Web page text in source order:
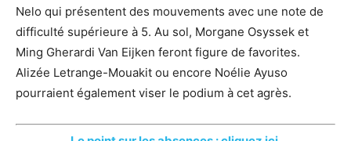
Nelo qui présentent des mouvements avec une note de
difficulté supérieure à 5. Au sol, Morgane Osyssek et
Ming Gherardi Van Eijken feront figure de favorites.
Alizée Letrange-Mouakit ou encore Noélie Ayuso
pourraient également viser le podium à cet agrès.